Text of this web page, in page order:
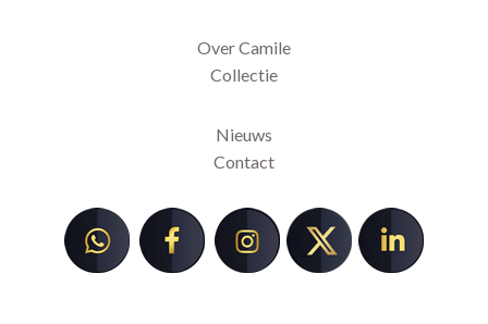
Over Camile
Collectie
Nieuws
Contact